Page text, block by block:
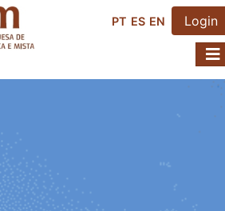
PT ES EN Login